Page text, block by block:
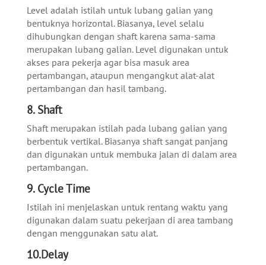
Level adalah istilah untuk lubang galian yang
bentuknya horizontal. Biasanya, level selalu
dihubungkan dengan shaft karena sama-sama
merupakan lubang galian. Level digunakan untuk
akses para pekerja agar bisa masuk area
pertambangan, ataupun mengangkut alat-alat
pertambangan dan hasil tambang.
8. Shaft
Shaft merupakan istilah pada lubang galian yang
berbentuk vertikal. Biasanya shaft sangat panjang
dan digunakan untuk membuka jalan di dalam area
pertambangan.
9. Cycle Time
Istilah ini menjelaskan untuk rentang waktu yang
digunakan dalam suatu pekerjaan di area tambang
dengan menggunakan satu alat.
10.Delay